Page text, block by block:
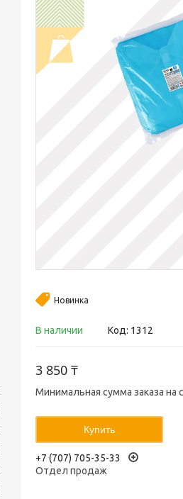
Новинка
В наличии Код: 1312
3 850 ₸
Минимальная сумма заказа на
Купить
+7 (707) 705-35-33
Отдел продаж